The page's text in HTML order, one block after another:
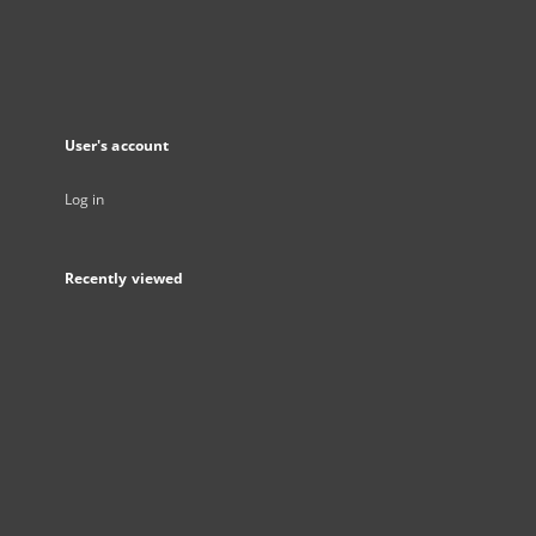
User's account
Log in
Recently viewed